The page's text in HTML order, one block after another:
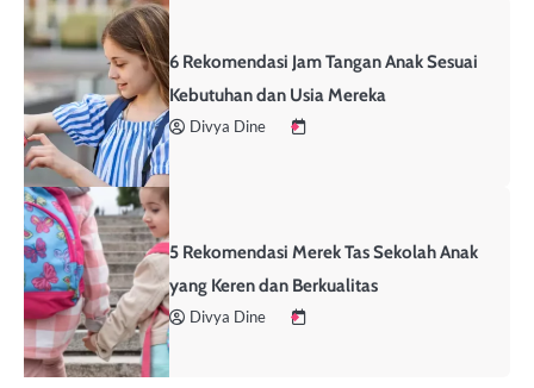
6 Rekomendasi Jam Tangan Anak Sesuai
Kebutuhan dan Usia Mereka
Divya Dine
5 Rekomendasi Merek Tas Sekolah Anak
yang Keren dan Berkualitas
Divya Dine